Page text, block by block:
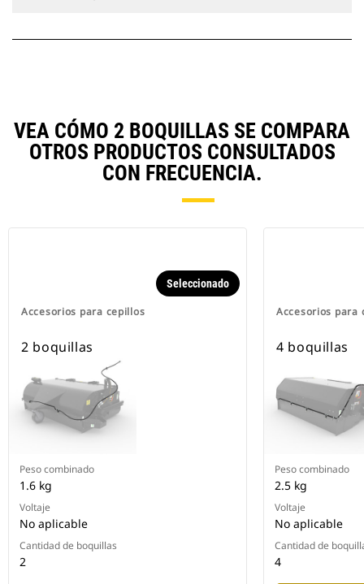
VEA CÓMO 2 BOQUILLAS SE COMPARA
OTROS PRODUCTOS CONSULTADOS
CON FRECUENCIA.
Accesorios para cepillos
Seleccionado
2 boquillas
Peso combinado
1.6 kg
Voltaje
No aplicable
Cantidad de boquillas
2
Accesorios para
4 boquillas
Peso combinado
2.5 kg
Voltaje
No aplicable
Cantidad de
4